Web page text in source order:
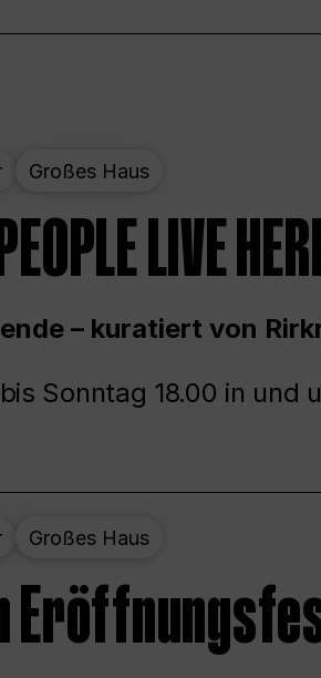
Großes Haus
LIVE
– kuratiert von
Sonntag 18.00 in und
Großes Haus